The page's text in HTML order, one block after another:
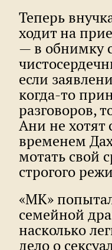
Теперь
ходит на
— в обнимку
если
когда-то
разговоров,
Ани не хотят
временем
мотать свой
строгого
«МК»
семейной
насколько
дело о